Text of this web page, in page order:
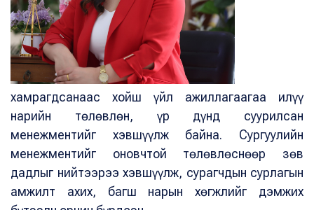
хамрагдсанаас хойш үйл ажиллагаагаа илүү
нарийн төлөвлөн, үр дүнд суурилсан
менежментийг хэвшүүлж байна. Сургуулийн
менежментийг оновчтой төлөвлөснөөр зөв
дадлыг нийтээрээ хэвшүүлж, сурагчдын сурлагын
амжилт ахих, багш нарын хөгжлийг дэмжих